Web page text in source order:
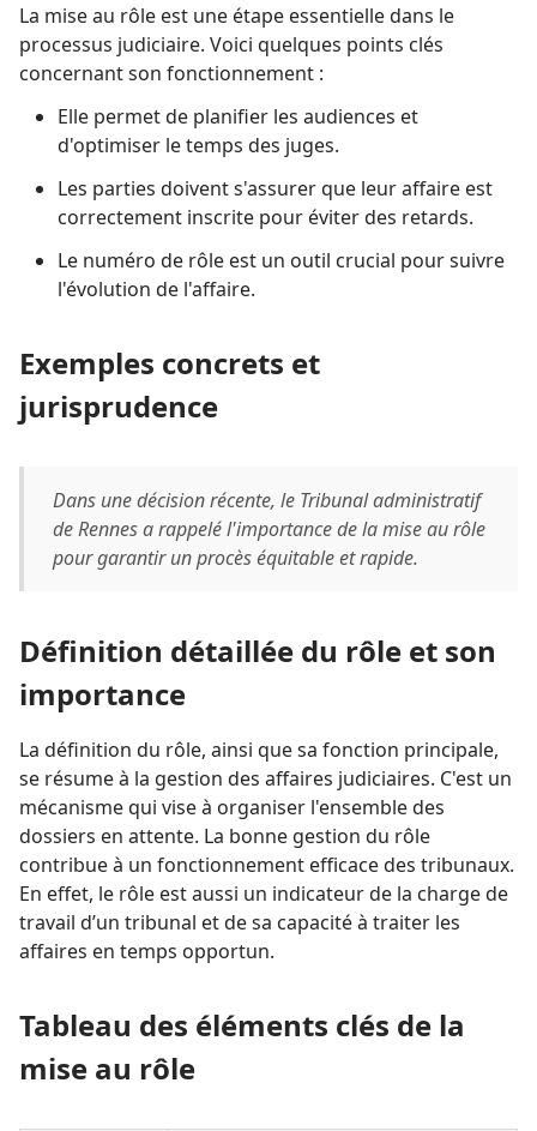
La mise au rôle est une étape essentielle dans le
processus judiciaire. Voici quelques points clés
concernant son fonctionnement :
Elle permet de planifier les audiences et
d'optimiser le temps des juges.
Les parties doivent s'assurer que leur affaire est
correctement inscrite pour éviter des retards.
Le numéro de rôle est un outil crucial pour suivre
l'évolution de l'affaire.
Exemples concrets et
jurisprudence
Dans une décision récente, le Tribunal administratif
de Rennes a rappelé l'importance de la mise au rôle
pour garantir un procès équitable et rapide.
Définition détaillée du rôle et son
importance
La définition du rôle, ainsi que sa fonction principale,
se résume à la gestion des affaires judiciaires. C'est un
mécanisme qui vise à organiser l'ensemble des
dossiers en attente. La bonne gestion du rôle
contribue à un fonctionnement efficace des tribunaux.
En effet, le rôle est aussi un indicateur de la charge de
travail d’un tribunal et de sa capacité à traiter les
affaires en temps opportun.
Tableau des éléments clés de la
mise au rôle